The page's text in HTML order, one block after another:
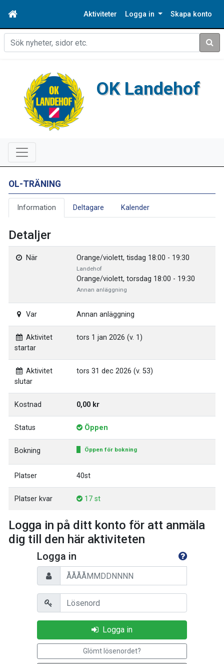
Aktiviteter Logga in Skapa konto
Sök
OK Landehof
OL-TRÄNING
Information Deltagare Kalender
Detaljer
När Orange/violett, tisdag 18:00 - 19:30
Landehof
Orange/violett, torsdag 18:00 - 19:30
Annan anläggning
Var Annan anläggning
Aktivitet
startar
tors 1 jan 2026 (v. 1)
Aktivitet
slutar
tors 31 dec 2026 (v. 53)
Kostnad 0,00 kr
Status Öppen
Bokning Öppen för bokning
Platser 40st
Platser kvar 17 st
Logga in på ditt konto för att anmäla
dig till den här aktiviteten
Logga in
Personnummer
Lösenord
Logga in
Glömt lösenordet?